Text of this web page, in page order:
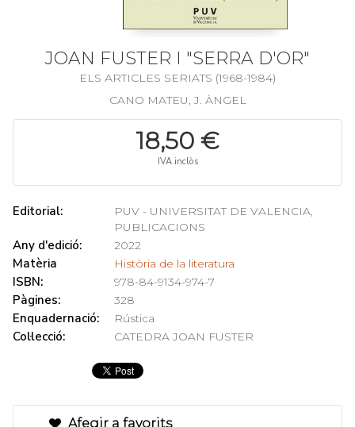
JOAN FUSTER I "SERRA D'OR"
ELS ARTICLES SERIATS (1968-1984)
CANO MATEU, J. ÀNGEL
18,50 €
IVA inclòs
Editorial:
PUV - UNIVERSITAT DE VALENCIA,
PUBLICACIONS
Any d'edició: 2022
Matèria Història de la literatura
ISBN: 978-84-9134-974-7
Pàgines: 328
Enquadernació: Rústica
Col·lecció: CATEDRA JOAN FUSTER
Afegir a favorits